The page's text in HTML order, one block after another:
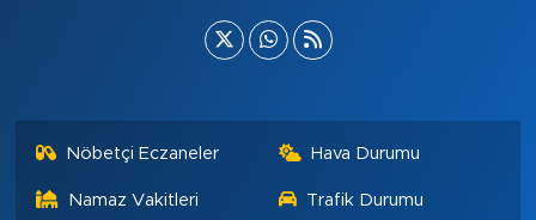
Nöbetçi Eczaneler Hava Durumu
Namaz Vakitleri Trafik Durumu